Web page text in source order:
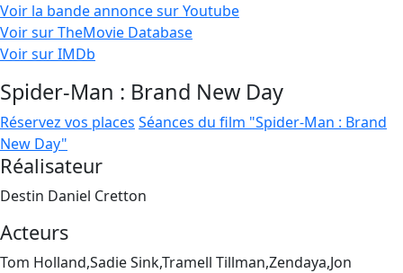
Voir la bande annonce sur Youtube
Voir sur TheMovie Database
Voir sur IMDb
Spider-Man : Brand New Day
Réservez vos places Séances du film "Spider-Man : Brand
New Day"
Réalisateur
Destin Daniel Cretton
Acteurs
Tom Holland,Sadie Sink,Tramell Tillman,Zendaya,Jon